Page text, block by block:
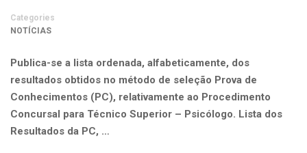
Categories
NOTÍCIAS
Publica-se a lista ordenada, alfabeticamente, dos
resultados obtidos no método de seleção Prova de
Conhecimentos (PC), relativamente ao Procedimento
Concursal para Técnico Superior – Psicólogo. Lista dos
Resultados da PC, …